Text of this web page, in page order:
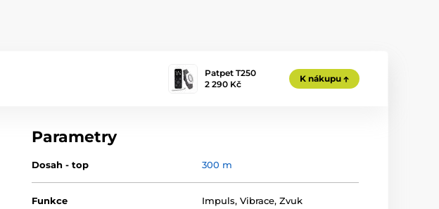
Patpet T250
2 290 Kč
K nákupu
Parametry
Dosah - top 300 m
Funkce Impuls,Vibrace,Zvuk